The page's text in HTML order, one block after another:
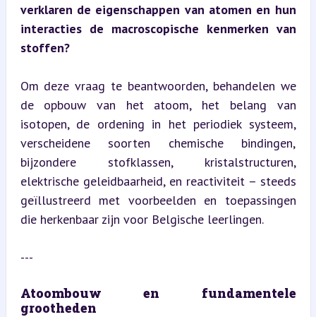
verklaren de eigenschappen van atomen en hun
interacties de macroscopische kenmerken van
stoffen?
Om deze vraag te beantwoorden, behandelen we
de opbouw van het atoom, het belang van
isotopen, de ordening in het periodiek systeem,
verscheidene soorten chemische bindingen,
bijzondere stofklassen, kristalstructuren,
elektrische geleidbaarheid, en reactiviteit – steeds
geïllustreerd met voorbeelden en toepassingen
die herkenbaar zijn voor Belgische leerlingen.
---
Atoombouw en fundamentele
grootheden